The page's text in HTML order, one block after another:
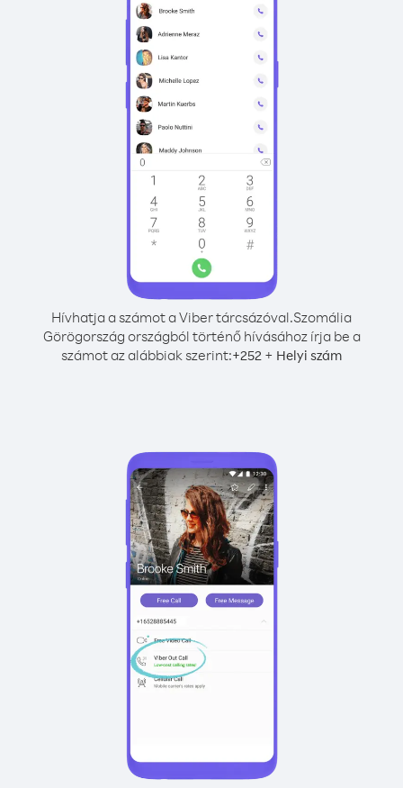
Hívhatja a számot a Viber tárcsázóval.Szomália
Görögország országból történő hívásához írja be a
számot az alábbiak szerint:+252 + Helyi szám